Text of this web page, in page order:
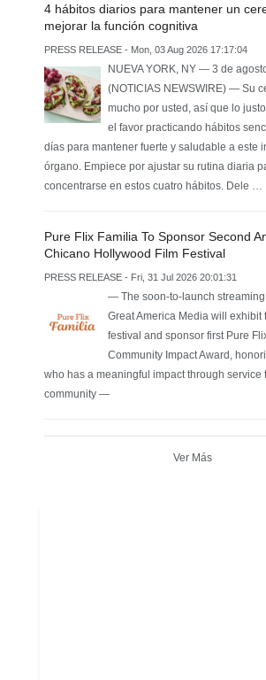
4 hábitos diarios para mantener un
mejorar la función cognitiva
PRESS RELEASE - Mon, 03 Aug 2026 17:17:04
NUEVA YORK, NY — 3 de
(NOTICIAS NEWSWIRE) — Su
mucho por usted, así que lo
el favor practicando hábitos
días para mantener fuerte y saludable a este
órgano. Empiece por ajustar su rutina diaria
concentrarse en estos cuatro hábitos. Dele …
Pure Flix Familia To Sponsor Second
Chicano Hollywood Film Festival
PRESS RELEASE - Fri, 31 Jul 2026 20:01:31
— The soon-to-launch
Great America Media will exhibit
festival and sponsor first Pure
Community Impact Award,
who has a meaningful impact through service
community —
Ver Más